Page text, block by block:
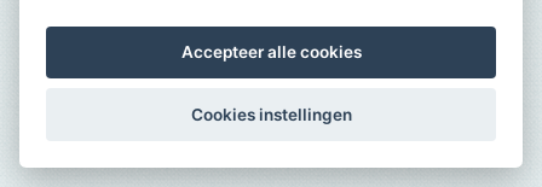
Accepteer alle cookies
Cookies instellingen